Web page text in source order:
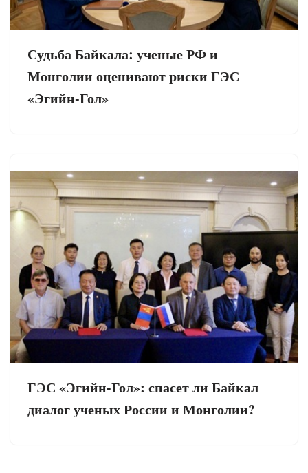
Судьба Байкала: ученые РФ и
Монголии оценивают риски ГЭС
«Эгийн-Гол»
ГЭС «Эгийн-Гол»: спасет ли Байкал
диалог ученых России и Монголии?